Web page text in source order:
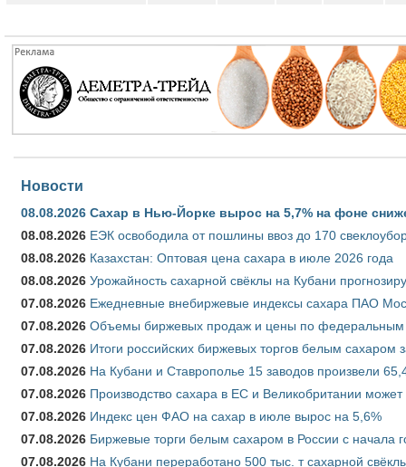
Новости
08.08.2026 Сахар в Нью-Йорке вырос на 5,7% на фоне
08.08.2026 ЕЭК освободила от пошлины ввоз до 170
08.08.2026 Казахстан: Оптовая цена сахара в июле 2026 года
08.08.2026 Урожайность сахарной свёклы на Кубани
07.08.2026 Ежедневные внебиржевые индексы сахара ПАО
07.08.2026 Объемы биржевых продаж и цены по федеральным
07.08.2026 Итоги российских биржевых торгов белым сахаром
07.08.2026 На Кубани и Ставрополье 15 заводов произвели
07.08.2026 Производство сахара в ЕС и Великобритании
07.08.2026 Индекс цен ФАО на сахар в июле вырос на 5,6%
07.08.2026 Биржевые торги белым сахаром в России с начала
07.08.2026 На Кубани переработано 500 тыс. т сахарной